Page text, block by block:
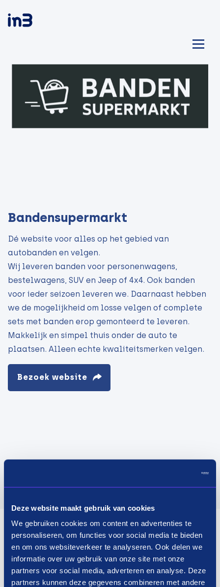
Deze website maakt gebruik van cookies
We gebruiken cookies om content en advertenties te
personaliseren, om functies voor social media te bieden
en om ons websiteverkeer te analyseren. Ook delen we
informatie over uw gebruik van onze site met onze
partners voor social media, adverteren en analyse. Deze
partners kunnen deze gegevens combineren met andere
Bandensupermarkt
Dé website voor alles op het gebied van
autobanden en velgen.
Wij leveren banden voor personenwagens,
bestelwagens, SUV en Jeep of 4x4. Ook banden
voor ieder seizoen leveren we. Daarnaast hebben
we de mogelijkheid om losse velgen of complete
sets met banden erop gemonteerd te leveren.
Makkelijk en simpel thuis onder de auto te
plaatsen. Alleen echte kwaliteitsmerken velgen.
Bezoek website